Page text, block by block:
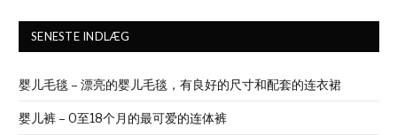
SENESTE INDLÆG
婴儿毛毯 – 漂亮的婴儿毛毯，有良好的尺寸和配套的连衣裙
婴儿裤 – 0至18个月的最可爱的连体裤